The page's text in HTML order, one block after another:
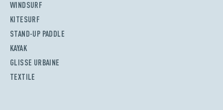
WINDSURF
KITESURF
STAND-UP PADDLE
KAYAK
GLISSE URBAINE
TEXTILE